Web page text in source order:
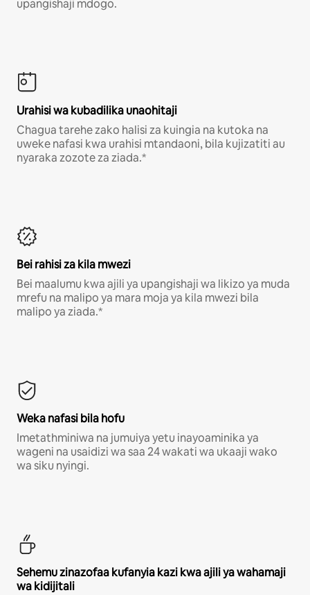
upangishaji mdogo.
Urahisi wa kubadilika unaohitaji
Chagua tarehe zako halisi za kuingia na kutoka na
uweke nafasi kwa urahisi mtandaoni, bila kujizatiti au
nyaraka zozote za ziada.*
Bei rahisi za kila mwezi
Bei maalumu kwa ajili ya upangishaji wa likizo ya muda
mrefu na malipo ya mara moja ya kila mwezi bila
malipo ya ziada.*
Weka nafasi bila hofu
Imetathminiwa na jumuiya yetu inayoaminika ya
wageni na usaidizi wa saa 24 wakati wa ukaaji wako
wa siku nyingi.
Sehemu zinazofaa kufanyia kazi kwa ajili ya wahamaji
wa kidijitali